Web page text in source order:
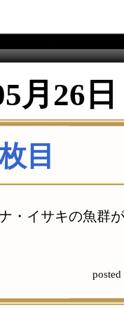
月26日
目
・イサキの魚群